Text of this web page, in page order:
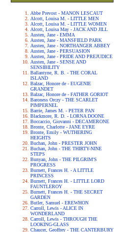
Abbe Prevost - MANON LESCAUT
Alcott, Louisa M. - LITTLE MEN
Alcott, Louisa M. - LITTLE WOMEN
Alcott, Louisa May - JACK AND JILL
Austen, Jane - EMMA
Austen, Jane - MANSFIELD PARK
Austen, Jane - NORTHANGER ABBEY
Austen, Jane - PERSUASION
Austen, Jane - PRIDE AND PREJUDICE
Austen, Jane - SENSE AND
SENSIBILITY
Ballantyne, R. B. - THE CORAL
ISLAND
Balzac, Honore de - EUGENIE
GRANDET
Balzac, Honore de - FATHER GORIOT
Baroness Orczy - THE SCARLET
PIMPERNEL
Barrie, James M. - PETER PAN
Blackmore, R. D. - LORNA DOONE
Boccaccio, Giovanni - DECAMERONE
Bronte, Charlotte - JANE EYRE
Bronte, Emily - WUTHERING
HEIGHTS
Buchan, John - PRESTER JOHN
Buchan, John - THE THIRTY-NINE
STEPS
Bunyan, John - THE PILGRIM'S
PROGRESS
Burnett, Frances H. - A LITTLE
PRINCESS
Burnett, Frances H. - LITTLE LORD
FAUNTLEROY
Burnett, Frances H. - THE SECRET
GARDEN
Butler, Samuel - EREWHON
Carroll, Lewis - ALICE IN
WONDERLAND
Carroll, Lewis - THROUGH THE
LOOKING-GLASS
Chaucer, Geoffrey - THE CANTERBURY